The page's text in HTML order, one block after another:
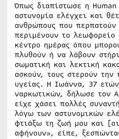
Όπως διαπίστωσε η
αστυνομία ελέγχει και
ανθρώπους που
περιμένουν το λεωφορείο
κέντρο ημέρας όπου
πλυθούν ή να λάβουν
σωματική και λεκτική
ασκούν, τους στερούν την
υγείας. Η Ιωάννα, 37
ναρκωτικών, δήλωσε τον
είχε χάσει πολλές
λόγω των αστυνομικών
φτιάξω τη ζωή μου και
αφήνουν», είπε,